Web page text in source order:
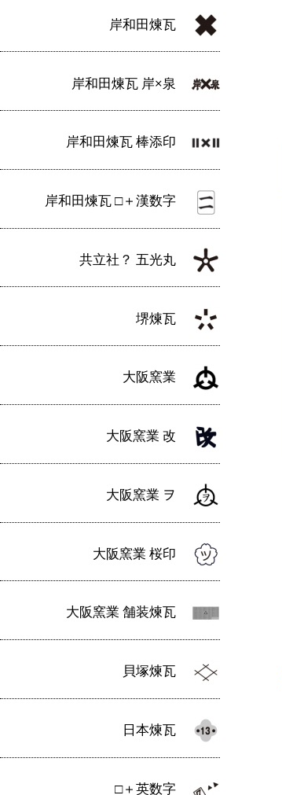
岸和田煉瓦
岸和田煉瓦 岸×泉
岸和田煉瓦 棒添印
岸和田煉瓦 □＋漢数字
共立社？ 五光丸
堺煉瓦
大阪窯業
大阪窯業 改
大阪窯業 ヲ
大阪窯業 桜印
大阪窯業 舗装煉瓦
貝塚煉瓦
日本煉瓦
□＋英数字